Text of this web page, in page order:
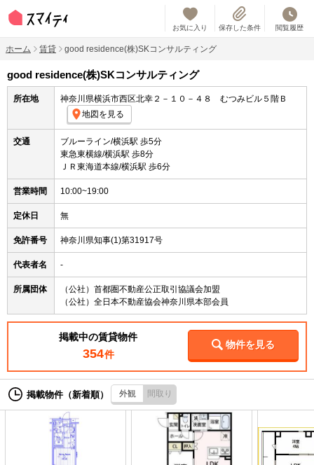
お気に入り 保存した条件 閲覧履歴
ホーム 賃貸 good residence(株)SKコンサルティング
good residence(株)SKコンサルティング
所在地
神奈川県横浜市西区北幸２－１０－４８ むつみビル５階Ｂ
地図を見る
交通
ブルーライン/横浜駅 歩5分
東急東横線/横浜駅 歩8分
ＪＲ東海道本線/横浜駅 歩6分
営業時間 10:00~19:00
定休日 無
免許番号 神奈川県知事(1)第31917号
代表者名 -
所属団体
（公社）首都圏不動産公正取引協議会加盟
（公社）全日本不動産協会神奈川県本部会員
掲載中の賃貸物件
354件
物件を見る
外観 間取り
掲載物件（新着順）